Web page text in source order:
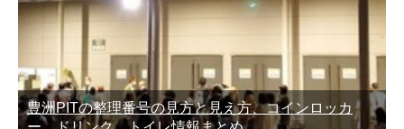
豊洲PITの整理番号の見方と見え方、コインロッカ